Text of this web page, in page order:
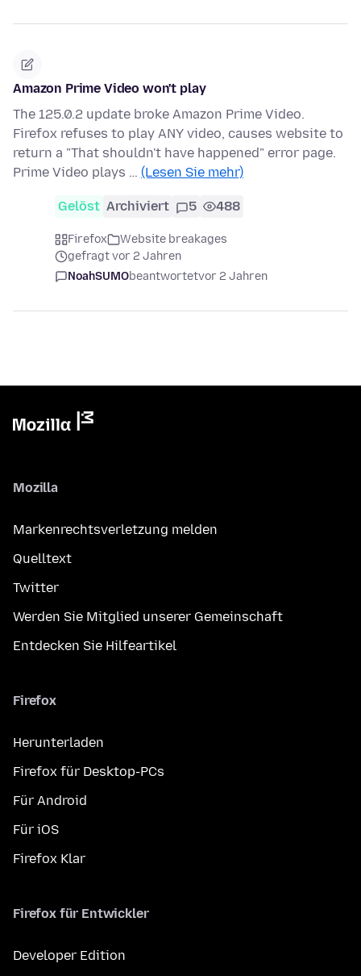
Amazon Prime Video won't play
The 125.0.2 update broke Amazon Prime Video.
Firefox refuses to play ANY video, causes website to
return a "That shouldn't have happened" error page.
Prime Video plays … (Lesen Sie mehr)
Gelöst Archiviert 5 488
Firefox
Website breakages
gefragt vor 2 Jahren
NoahSUMObeantwortetvor 2 Jahren
Mozilla
Markenrechtsverletzung melden
Quelltext
Twitter
Werden Sie Mitglied unserer Gemeinschaft
Entdecken Sie Hilfeartikel
Firefox
Herunterladen
Firefox für Desktop-PCs
Für Android
Für iOS
Firefox Klar
Firefox für Entwickler
Developer Edition